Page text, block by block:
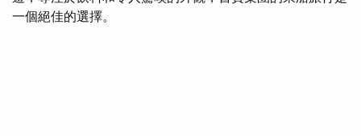
一個絕佳的選擇。